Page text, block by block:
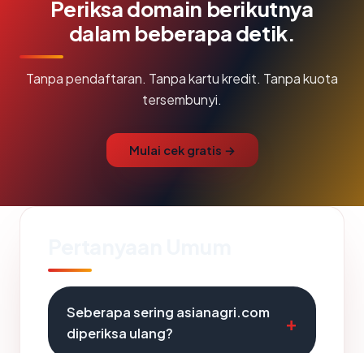
Periksa domain berikutnya
dalam beberapa detik.
Tanpa pendaftaran. Tanpa kartu kredit. Tanpa kuota
tersembunyi.
Mulai cek gratis →
Seberapa sering asianagri.com
diperiksa ulang?